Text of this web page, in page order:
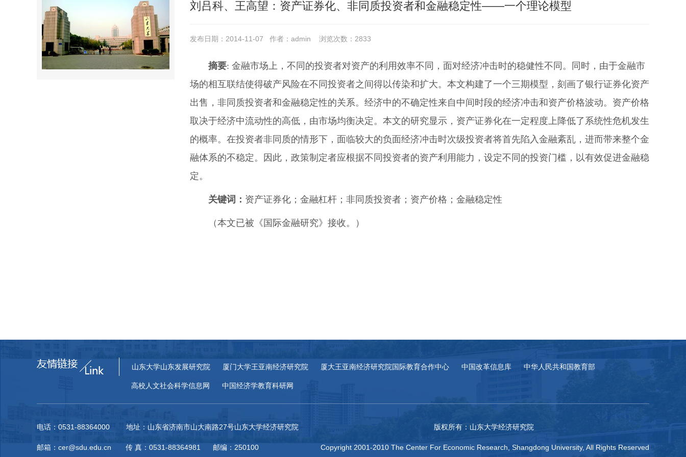
刘吕科、王高望：资产证券化、非同质投资者和金融稳定性——一个理论模型
发布日期：2014-11-07 作者：admin 浏览次数： 2833
摘要: 金融市场上，不同的投资者对资产的利用效率不同，面对经济冲击时的稳健性不同。同时，由于金融市
场的相互联结使得破产风险在不同投资者之间得以传染和扩大。本文构建了一个三期模型，刻画了银行证券化资产
出售，非同质投资者和金融稳定性的关系。经济中的不确定性来自中间时段的经济冲击和资产价格波动。资产价格
取决于经济中流动性的高低，由市场均衡决定。本文的研究显示，资产证券化在一定程度上降低了系统性危机发生
的概率。在投资者非同质的情形下，面临较大的负面经济冲击时次级投资者将首先陷入金融紊乱，进而带来整个金
融体系的不稳定。因此，政策制定者应根据不同投资者的资产利用能力，设定不同的投资门槛，以有效促进金融稳
定。
关键词： 资产证券化；金融杠杆；非同质投资者；资产价格；金融稳定性
（本文已被《国际金融研究》接收。）
山东大学山东发展研究院 厦门大学王亚南经济研究院 厦大王亚南经济研究院国际教育合作中心 中国改革信息库 中华人民共和国教育部
高校人文社会科学信息网 中国经济学教育科研网
电话：0531-88364000 地址：山东省济南市山大南路27号山东大学经济研究院
邮箱：cer@sdu.edu.cn 传 真：0531-88364981 邮编：250100
版权所有：山东大学经济研究院
Copyright 2001-2010 The Center For Economic Research, Shangdong University, All Rights Reserved